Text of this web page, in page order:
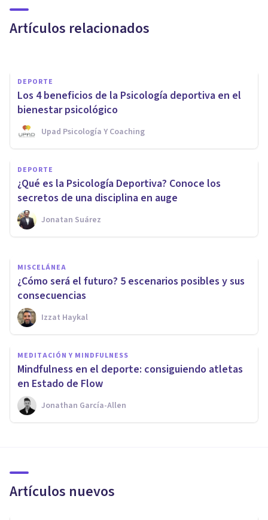
Artículos relacionados
16 beneficios de esta app
DEPORTE
Los 4 beneficios de la Psicología deportiva en el
bienestar psicológico
Upad Psicología Y Coaching
DEPORTE
¿Qué es la Psicología Deportiva? Conoce los
secretos de una disciplina en auge
Jonatan Suárez
Las 12 mejores webs de salud
y bienestar (en español)
Juan Armando Corbin
MISCELÁNEA
¿Cómo será el futuro? 5 escenarios posibles y sus
consecuencias
Izzat Haykal
MEDITACIÓN Y MINDFULNESS
Mindfulness en el deporte: consiguiendo atletas
en Estado de Flow
Jonathan García-Allen
Artículos nuevos